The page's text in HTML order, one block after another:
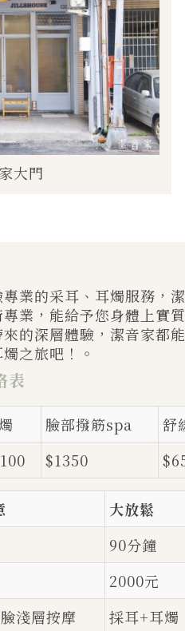
大門
專業的采耳、耳燭服務
業，能給予您身體上實
的深層體驗，潔音家都
之旅吧！。
表
臉部撥筋spa
舒
$1350
大放鬆
90分鐘
2000元
淺層按摩 採耳+耳燭